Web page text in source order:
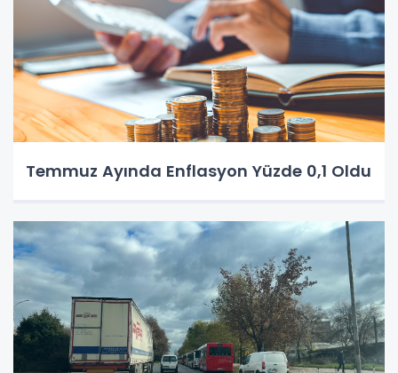
Temmuz Ayında Enflasyon Yüzde 0,1 Oldu